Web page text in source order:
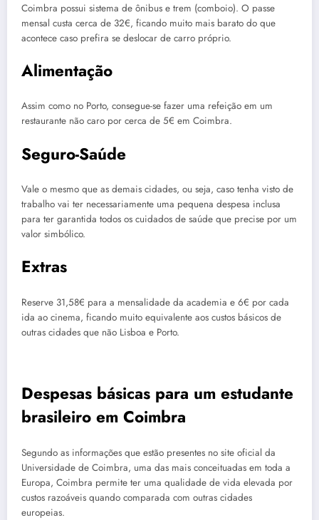
Coimbra possui sistema de ônibus e trem (comboio). O passe
mensal custa cerca de 32€, ficando muito mais barato do que
acontece caso prefira se deslocar de carro próprio.
Alimentação
Assim como no Porto, consegue-se fazer uma refeição em um
restaurante não caro por cerca de 5€ em Coimbra.
Seguro-Saúde
Vale o mesmo que as demais cidades, ou seja, caso tenha visto de
trabalho vai ter necessariamente uma pequena despesa inclusa
para ter garantida todos os cuidados de saúde que precise por um
valor simbólico.
Extras
Reserve 31,58€ para a mensalidade da academia e 6€ por cada
ida ao cinema, ficando muito equivalente aos custos básicos de
outras cidades que não Lisboa e Porto.
Despesas básicas para um estudante
brasileiro em Coimbra
Segundo as informações que estão presentes no site oficial da
Universidade de Coimbra, uma das mais conceituadas em toda a
Europa, Coimbra permite ter uma qualidade de vida elevada por
custos razoáveis quando comparada com outras cidades
europeias.